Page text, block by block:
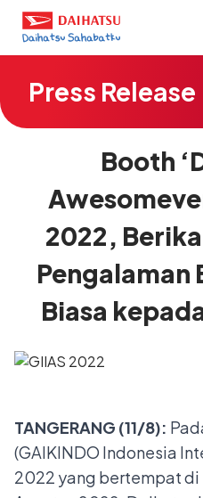
Press Release
Booth
2022,
Pengalaman
Biasa
TANGERANG (11/8):
(GAIKINDO Indonesia
2022 yang bertempat di